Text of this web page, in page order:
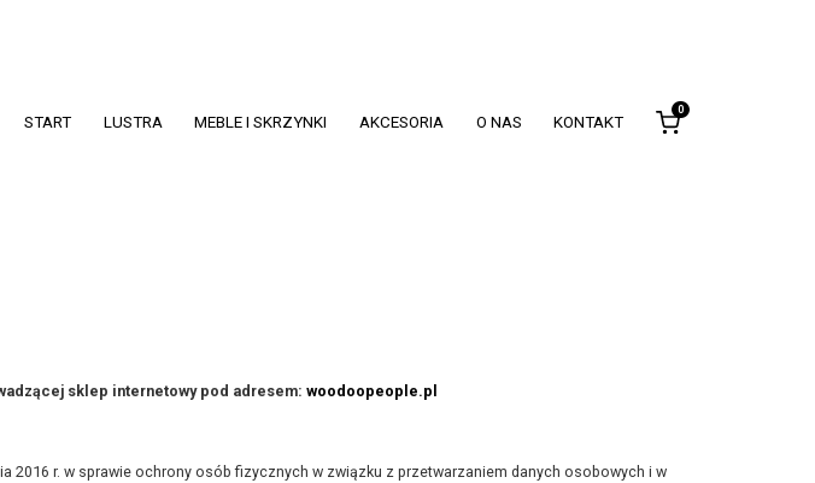
START LUSTRA MEBLE I SKRZYNKI AKCESORIA O NAS KONTAKT
0
sklep internetowy pod adresem: woodoopeople.pl
2016 r. w sprawie ochrony osób fizycznych w związku z przetwarzaniem danych osobowych i w